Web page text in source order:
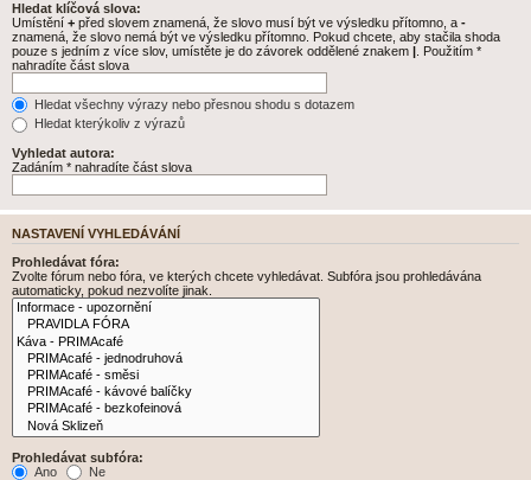
Hledat klíčová slova:
Umístění + před slovem znamená, že slovo musí být ve výsledku přítomno, a -
znamená, že slovo nemá být ve výsledku přítomno. Pokud chcete, aby stačila shoda
pouze s jedním z více slov, umístěte je do závorek oddělené znakem | . Použitím *
nahradíte část slova
Hledat všechny výrazy nebo přesnou shodu s dotazem
Hledat kterýkoliv z výrazů
Vyhledat autora:
Zadáním * nahradíte část slova
NASTAVENÍ VYHLEDÁVÁNÍ
Prohledávat fóra:
Zvolte fórum nebo fóra, ve kterých chcete vyhledávat. Subfóra jsou prohledávána
automaticky, pokud nezvolíte jinak.
Prohledávat subfóra:
Ano
Ne